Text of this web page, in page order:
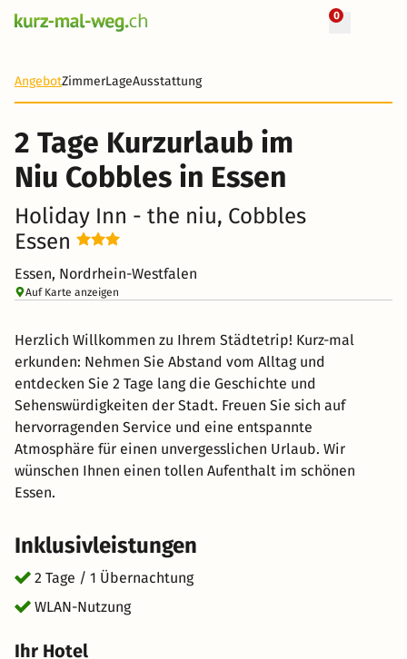
0 + 35 Fotos
AngebotZimmerLageAusstattung
2 Tage Kurzurlaub im
Niu Cobbles in Essen
Holiday Inn - the niu, Cobbles
Essen
Essen, Nordrhein-Westfalen
Auf Karte anzeigen
Herzlich Willkommen zu Ihrem Städtetrip! Kurz-mal
erkunden: Nehmen Sie Abstand vom Alltag und
entdecken Sie 2 Tage lang die Geschichte und
Sehenswürdigkeiten der Stadt. Freuen Sie sich auf
hervorragenden Service und eine entspannte
Atmosphäre für einen unvergesslichen Urlaub. Wir
wünschen Ihnen einen tollen Aufenthalt im schönen
Essen.
Inklusivleistungen
2 Tage / 1 Übernachtung
WLAN-Nutzung
Ihr Hotel